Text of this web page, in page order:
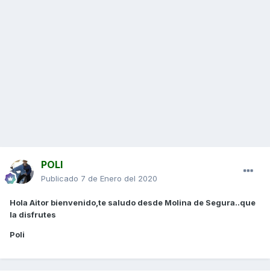
POLI
Publicado 7 de Enero del 2020
Hola Aitor bienvenido,te saludo desde Molina de Segura..que
la disfrutes
Poli